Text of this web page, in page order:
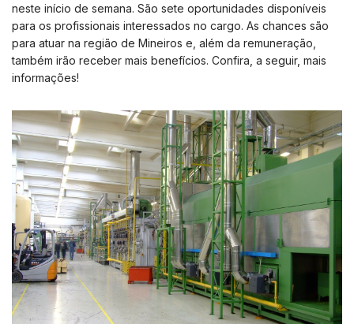
neste início de semana. São sete oportunidades disponíveis
para os profissionais interessados no cargo. As chances são
para atuar na região de Mineiros e, além da remuneração,
também irão receber mais benefícios. Confira, a seguir, mais
informações!